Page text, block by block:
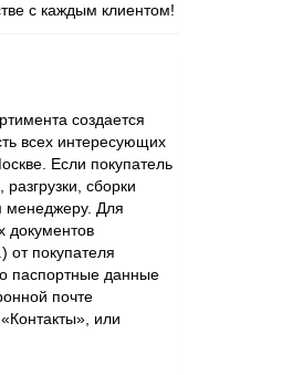
с каждым клиентом!
создается
всех интересующих
Если покупатель
сборки
менеджеру. Для
документов
от покупателя
паспортные данные
почте
или